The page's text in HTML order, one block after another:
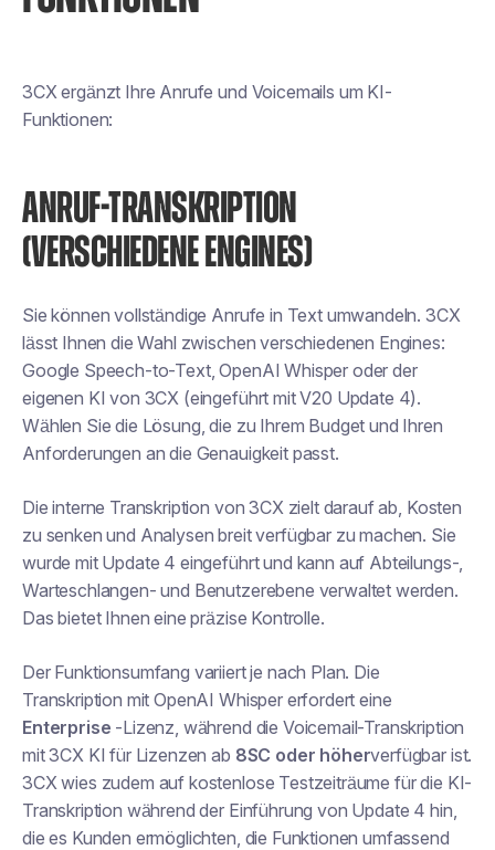
3CX ergänzt Ihre Anrufe und Voicemails um KI-
Funktionen:
ANRUF-TRANSKRIPTION
(VERSCHIEDENE ENGINES)
Sie können vollständige Anrufe in Text umwandeln. 3CX
lässt Ihnen die Wahl zwischen verschiedenen Engines:
Google Speech-to-Text, OpenAI Whisper oder der
eigenen KI von 3CX (eingeführt mit V20 Update 4).
Wählen Sie die Lösung, die zu Ihrem Budget und Ihren
Anforderungen an die Genauigkeit passt.
Die interne Transkription von 3CX zielt darauf ab, Kosten
zu senken und Analysen breit verfügbar zu machen. Sie
wurde mit Update 4 eingeführt und kann auf Abteilungs-,
Warteschlangen- und Benutzerebene verwaltet werden.
Das bietet Ihnen eine präzise Kontrolle.
Der Funktionsumfang variiert je nach Plan. Die
Transkription mit OpenAI Whisper erfordert eine
Enterprise -Lizenz, während die Voicemail-Transkription
mit 3CX KI für Lizenzen ab 8SC oder höherverfügbar ist.
3CX wies zudem auf kostenlose Testzeiträume für die KI-
Transkription während der Einführung von Update 4 hin,
die es Kunden ermöglichten, die Funktionen umfassend